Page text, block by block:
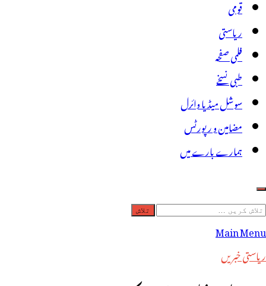
قومی
ریاستی
فلمی صفحہ
طبی نسخے
سوشل میڈیا وائرل
مضامین و رپورٹس
ہمارے بارے میں
تلاش
کریں
برائے:
Main Menu
ریاستی خبریں